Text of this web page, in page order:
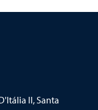
II, Santa